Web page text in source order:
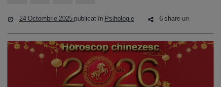
24 Octombrie 2025 publicat în Psihologie 6 share-uri